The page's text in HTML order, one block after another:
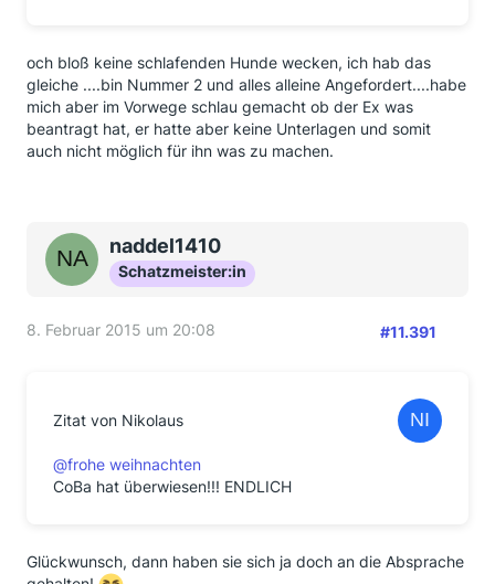
och bloß keine schlafenden Hunde wecken, ich hab das
gleiche ....bin Nummer 2 und alles alleine Angefordert....habe
mich aber im Vorwege schlau gemacht ob der Ex was
beantragt hat, er hatte aber keine Unterlagen und somit
auch nicht möglich für ihn was zu machen.
naddel1410
Schatzmeister:in
8. Februar 2015 um 20:08 #11.391
Zitat von Nikolaus
@frohe weihnachten
CoBa hat überwiesen!!! ENDLICH
Glückwunsch, dann haben sie sich ja doch an die Absprache